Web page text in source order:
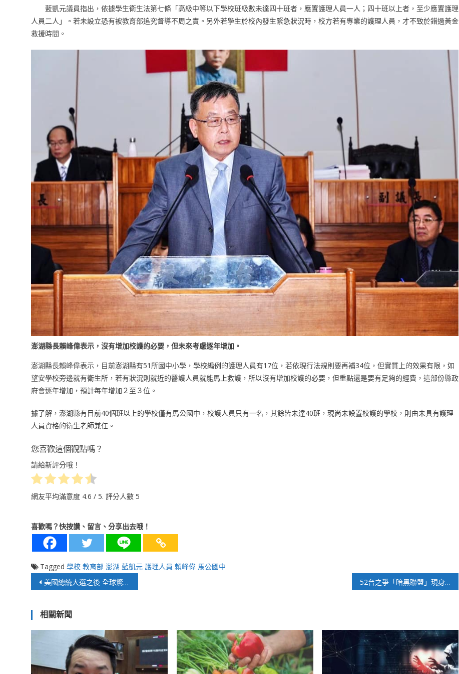
藍凱元議員指出，依據學生衛生法第七條「高級中等以下學校班級數未達四十班者，應置護理人員一人；四十班以上者，至少應置護理
人員二人」。若未設立恐有被教育部追究督導不周之責。另外若學生於校內發生緊急狀況時，校方若有專業的護理人員，才不致於錯過黃金
救援時間。
澎湖縣長賴峰偉表示，沒有增加校護的必要，但未來考慮逐年增加。
澎湖縣長賴峰偉表示，目前澎湖縣有51所國中小學，學校編例的護理人員有17位，若依現行法規則要再補34位，但實質上的效果有限，如
望安學校旁邊就有衛生所，若有狀況則就近的醫護人員就能馬上救護，所以沒有增加校護的必要，但重點還是要有足夠的經費，這部份縣政
府會逐年增加，預計每年增加２至３位。
據了解，澎湖縣有目前40個班以上的學校僅有馬公國中，校護人員只有一名，其餘皆未達40班，現尚未設置校護的學校，則由未具有護理
人員資格的衛生老師兼任。
您喜歡這個觀點嗎？
請給新評分哦！
網友平均滿意度 4.6 / 5. 評分人數 5
喜歡嗎？快按讚、留言、分享出去哦！
Tagged 學校 教育部 澎湖 藍凱元 護理人員 賴峰偉 馬公國中
文
導
美國總統大選之後 全球驚奇繼續 52台之爭「暗黑聯盟」現身 傳NCC主委找業者喝咖啡
相關新聞